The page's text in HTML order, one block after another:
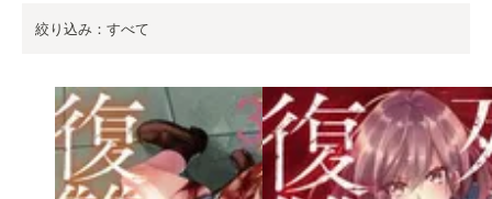
絞り込み：すべて